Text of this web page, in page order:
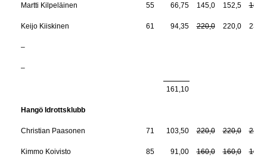
Martti Kilpeläinen 55 66,75 145,0 152,5 155,0
Keijo Kiiskinen 61 94,35 220,0 220,0 232,5
–
–
161,10
Hangö Idrottsklubb
Christian Paasonen 71 103,50 220,0 220,0 220,0
Kimmo Koivisto 85 91,00 160,0 160,0 160,0